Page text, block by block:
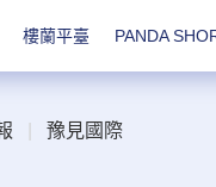
樓蘭平臺 PANDA
豫見國際